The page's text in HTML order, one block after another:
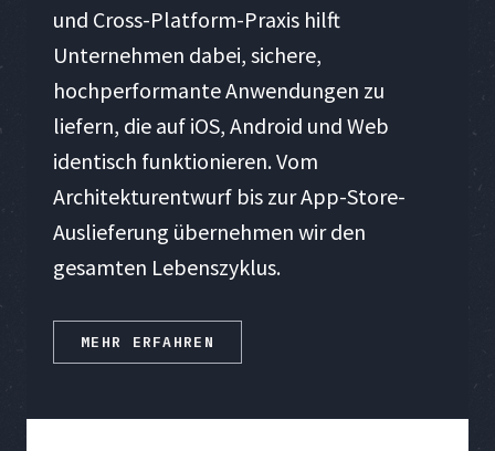
und Cross-Platform-Praxis hilft
Unternehmen dabei, sichere,
hochperformante Anwendungen zu
liefern, die auf iOS, Android und Web
identisch funktionieren. Vom
Architekturentwurf bis zur App-Store-
Auslieferung übernehmen wir den
gesamten Lebenszyklus.
MEHR ERFAHREN